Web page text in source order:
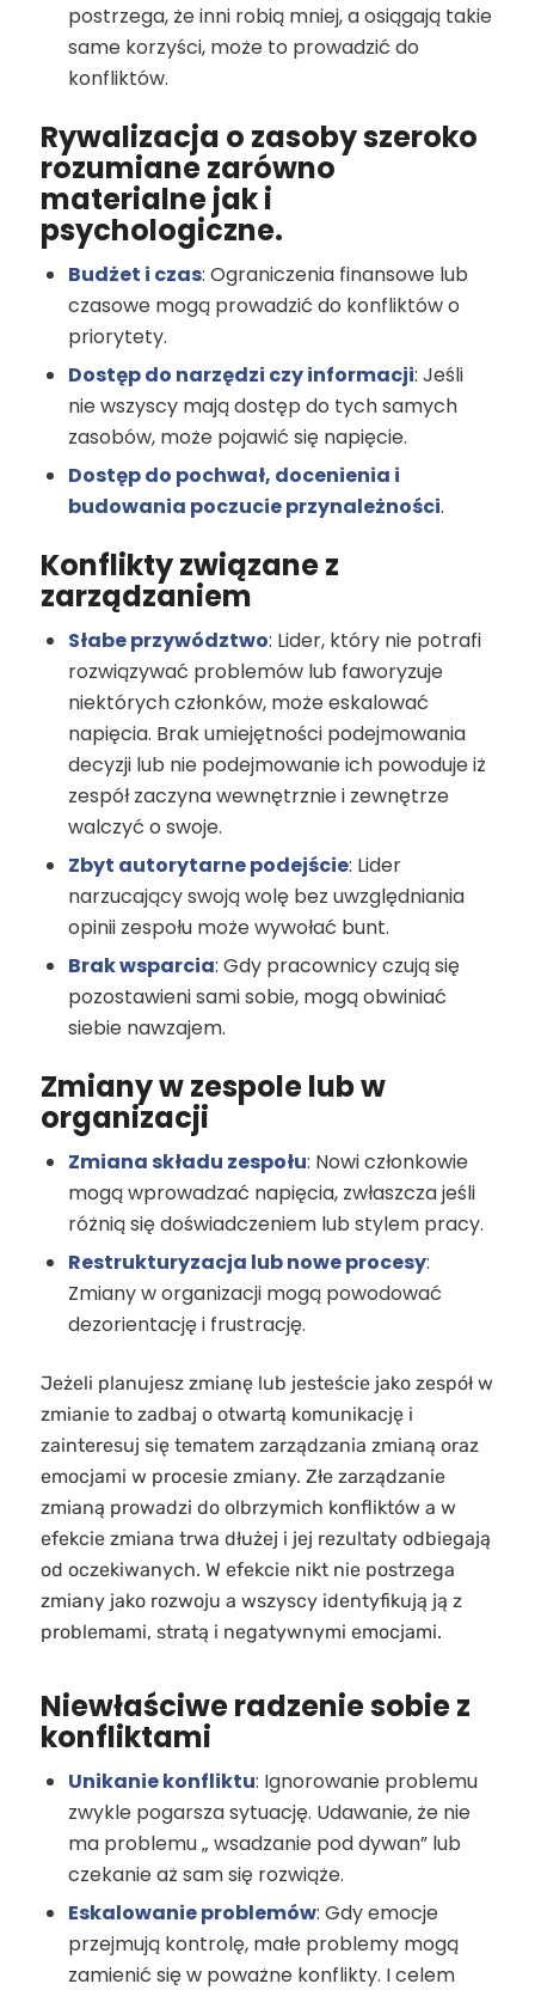
postrzega, że inni robią mniej, a osiągają takie
same korzyści, może to prowadzić do
konfliktów.
Rywalizacja o zasoby szeroko
rozumiane zarówno
materialne jak i
psychologiczne.
Budżet i czas: Ograniczenia finansowe lub
czasowe mogą prowadzić do konfliktów o
priorytety.
Dostęp do narzędzi czy informacji: Jeśli
nie wszyscy mają dostęp do tych samych
zasobów, może pojawić się napięcie.
Dostęp do pochwał, docenienia i
budowania poczucie przynależności.
Konflikty związane z
zarządzaniem
Słabe przywództwo: Lider, który nie potrafi
rozwiązywać problemów lub faworyzuje
niektórych członków, może eskalować
napięcia. Brak umiejętności podejmowania
decyzji lub nie podejmowanie ich powoduje iż
zespół zaczyna wewnętrznie i zewnętrze
walczyć o swoje.
Zbyt autorytarne podejście: Lider
narzucający swoją wolę bez uwzględniania
opinii zespołu może wywołać bunt.
Brak wsparcia: Gdy pracownicy czują się
pozostawieni sami sobie, mogą obwiniać
siebie nawzajem.
Zmiany w zespole lub w
organizacji
Zmiana składu zespołu: Nowi członkowie
mogą wprowadzać napięcia, zwłaszcza jeśli
różnią się doświadczeniem lub stylem pracy.
Restrukturyzacja lub nowe procesy:
Zmiany w organizacji mogą powodować
dezorientację i frustrację.
Jeżeli planujesz zmianę lub jesteście jako zespół w
zmianie to zadbaj o otwartą komunikację i
zainteresuj się tematem zarządzania zmianą oraz
emocjami w procesie zmiany. Złe zarządzanie
zmianą prowadzi do olbrzymich konfliktów a w
efekcie zmiana trwa dłużej i jej rezultaty odbiegają
od oczekiwanych. W efekcie nikt nie postrzega
zmiany jako rozwoju a wszyscy identyfikują ją z
problemami, stratą i negatywnymi emocjami.
Niewłaściwe radzenie sobie z
konfliktami
Unikanie konfliktu: Ignorowanie problemu
zwykle pogarsza sytuację. Udawanie, że nie
ma problemu „ wsadzanie pod dywan” lub
czekanie aż sam się rozwiąże.
Eskalowanie problemów: Gdy emocje
przejmują kontrolę, małe problemy mogą
zamienić się w poważne konflikty. I celem